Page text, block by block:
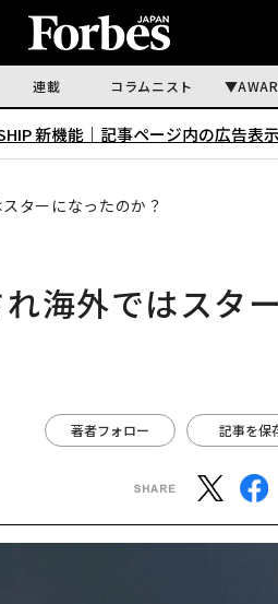
連載 コラムニスト
新機能｜ 記事ページ内の広告表
ターになったのか？
海外ではスタ
著者フォロー 記事を保